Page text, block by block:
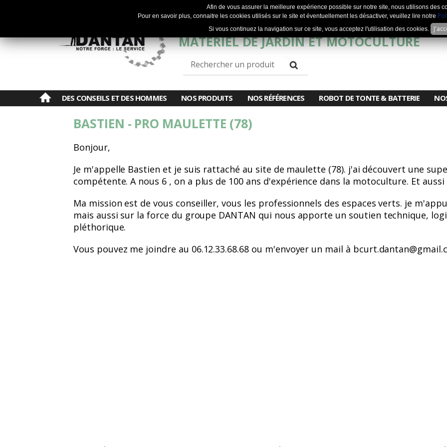
Afin de vous assurer la meilleure expérience possible sur notre site, nous utilisons des
Pour en savoir plus, connaitre les cookies utilisés sur le site et éventuellement les désactiver, veuillez lire notre
Si vous continuez la navigation sur ce site, vous acceptez l'utilisation des cookies.
MATÉRIEL DE JARDIN ET MOTOCULTURE
DES CONSEILS ET DES HOMMES NOS PRODUITS NOS RÉFÉRENCES ROBOT DE TONTE & BATTERIE
BASTIEN - PRO MAULETTE (78)
Bonjour,
Je m'appelle Bastien et je suis rattaché au site de maulette (78). j'ai découvert une
compétente. A nous 6 , on a plus de 100 ans d'expérience dans la motoculture. Et
Ma mission est de vous conseiller, vous les professionnels des espaces verts. je
mais aussi sur la force du groupe DANTAN qui nous apporte un soutien technique,
pléthorique.
Vous pouvez me joindre au 06.12.33.68.68 ou m'envoyer un mail à